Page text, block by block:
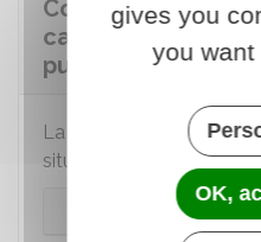
Combien de
carte de priorité
publics ?
La durée de validité de
situation.
gives you
you
OK,